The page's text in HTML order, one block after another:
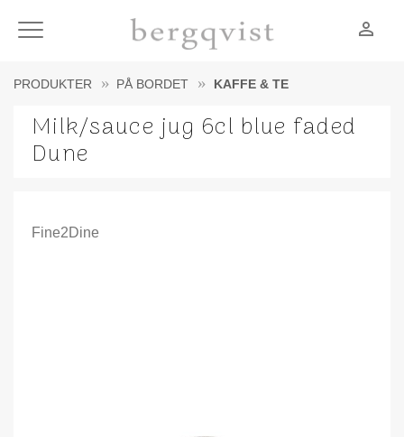
Meny person_outline
PRODUKTER PÅ BORDET KAFFE & TE
Milk/sauce jug 6cl blue faded
Dune
Fine2Dine